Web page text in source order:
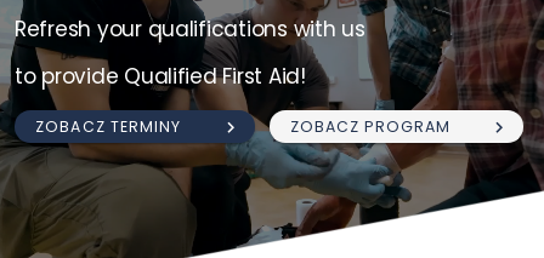
Refresh your qualifications with us
to provide Qualified First Aid!
ZOBACZ TERMINY ZOBACZ PROGRAM